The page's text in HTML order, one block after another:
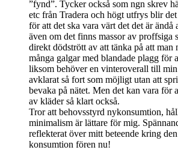
”fynd”. Tycker också som ngn skrev
etc från Tradera och högt utfrys blir
för att det ska vara värt det det är ändå
även om det finns massor av proffsiga
direkt dödstrött av att tänka på att man
många galgar med blandade plagg för
liksom behöver en vinteroverall till
avklarat så fort som möjligt utan att
bevaka på nätet. Men det kan vara för
av kläder så klart också.
Tror att behovsstyrd nykonsumtion,
minimalism är lättare för mig.
reflekterat över mitt beteende kring
konsumtion fören nu!